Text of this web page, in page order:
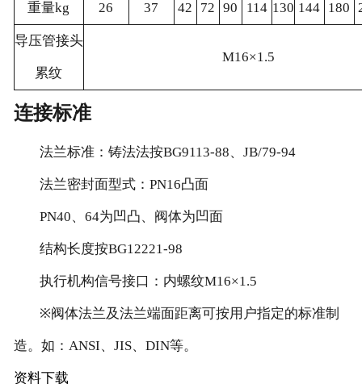
重量kg 26 37 42 72 90 114 130 144 180
导压管接头
累纹
M16×1.5
连接标准
法兰标准：铸法法按BG9113-88、JB/79-94
法兰密封面型式：PN16凸面
PN40、64为凹凸、阀体为凹面
结构长度按BG12221-98
执行机构信号接口：内螺纹M16×1.5
※阀体法兰及法兰端面距离可按用户指定的标准制
造。如：ANSI、JIS、DIN等。
资料下载